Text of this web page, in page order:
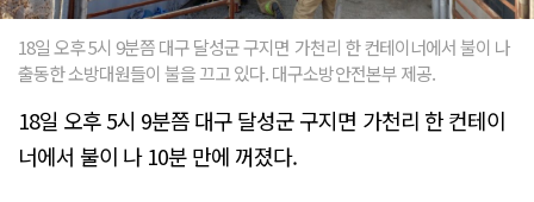
18일 오후 5시 9분쯤 대구 달성군 구지면 가천리 한 컨테이너에서 불이 나
출동한 소방대원들이 불을 끄고 있다. 대구소방안전본부 제공.
18일 오후 5시 9분쯤 대구 달성군 구지면 가천리 한 컨테이
너에서 불이 나 10분 만에 꺼졌다.